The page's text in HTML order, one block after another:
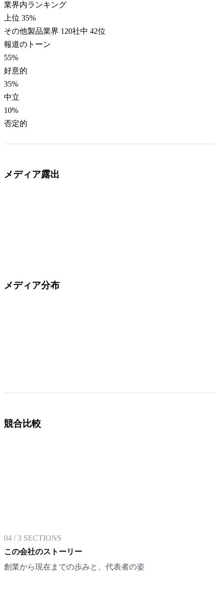
業界内ランキング
上位 35%
その他製品業界 120社中 42位
報道のトーン
55%
好意的
35%
中立
10%
否定的
メディア露出
メディア分布
競合比較
04 /3 SECTIONS
この会社のストーリー
創業から現在までの歩みと、代表者の姿